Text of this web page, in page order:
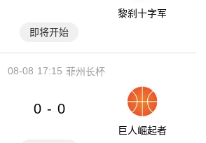
黎刹十字军
即将开始
17:15
08-08 菲州长杯
0 - 0
巨人崛起者